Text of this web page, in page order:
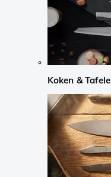
Koken &